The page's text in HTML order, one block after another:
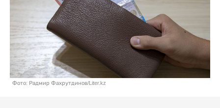
Фото: Радмир Фахрутдинов/Liter.kz